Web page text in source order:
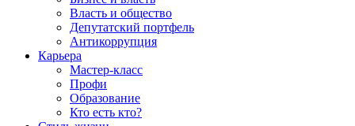
Власть и общество
Депутатский портфель
Антикоррупция
Карьера
Мастер-класс
Профи
Образование
Кто есть кто?